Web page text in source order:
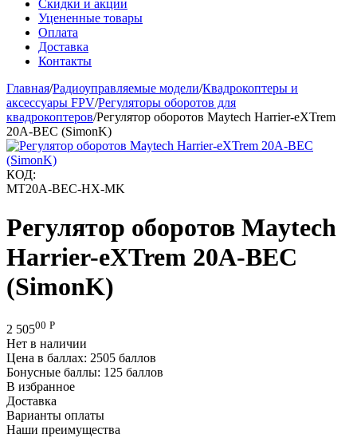
Скидки и акции
Уцененные товары
Оплата
Доставка
Контакты
Главная/Радиоуправляемые модели/Квадрокоптеры и
аксессуары FPV/Регуляторы оборотов для
квадрокоптеров/Регулятор оборотов Maytech Harrier-eXTrem
20A-BEC (SimonK)
КОД:
MT20A-BEC-HX-MK
Регулятор оборотов Maytech
Harrier-eXTrem 20A-BEC
(SimonK)
2 50500 Р
Нет в наличии
Цена в баллах: 2505 баллов
Бонусные баллы: 125 баллов
В избранное
Доставка
Варианты оплаты
Наши преимущества